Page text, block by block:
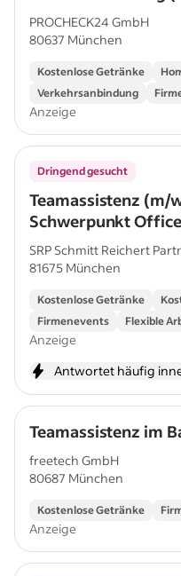
PROCHECK24 GmbH
80637 München
Kostenlose Getränke
Verkehrsanbindung
Anzeige
Teamassistenz (m/
Schwerpunkt
Dringend gesucht
SRP Schmitt Reichert
PartG...
81675 München
Kostenlose Getränke
Firmenevents
Flexible
Anzeige
Antwortet häufig
Teamassistenz im
freetech GmbH
80687 München
Kostenlose Getränke
Anzeige